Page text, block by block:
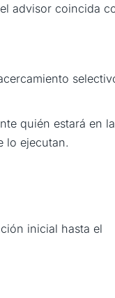
advisor coincida
quién estará en la
lo ejecutan.
inicial hasta el